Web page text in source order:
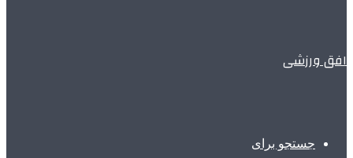
افق ورزشی
جستجو برای